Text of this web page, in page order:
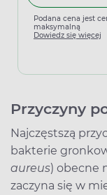
Podana cena jest
maksymalną
Dowiedz się więcej
Przyczyny
Najczęstszą
bakterie
aureus) obecne
zaczyna się w